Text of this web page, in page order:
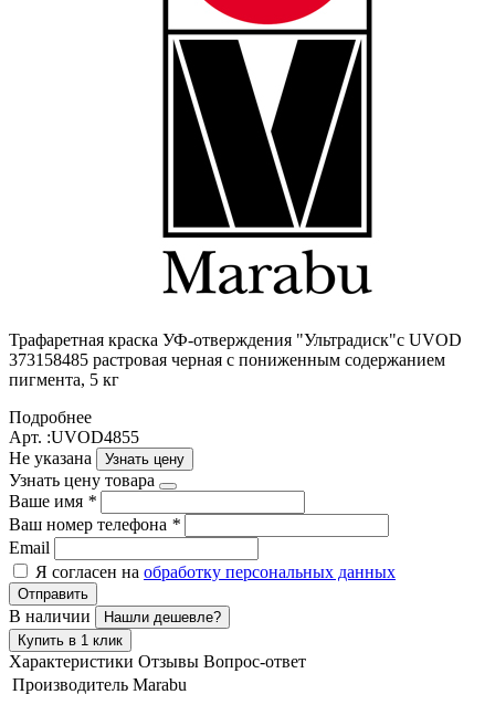
Трафаретная краска УФ-отверждения "Ультрадиск"c UVOD
373158485 растровая черная с пониженным содержанием
пигмента, 5 кг
Подробнее
Арт. :UVOD4855
Не указана
Узнать цену
Узнать цену товара
Ваше имя *
Ваш номер телефона *
Email
Я согласен на обработку персональных данных
Отправить
В наличии
Нашли дешевле?
Купить в 1 клик
Характеристики Отзывы Вопрос-ответ
Производитель Marabu